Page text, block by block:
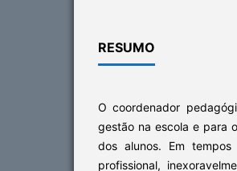
RESUMO
O coordenador
gestão na escola e para
dos alunos. Em
profissional,